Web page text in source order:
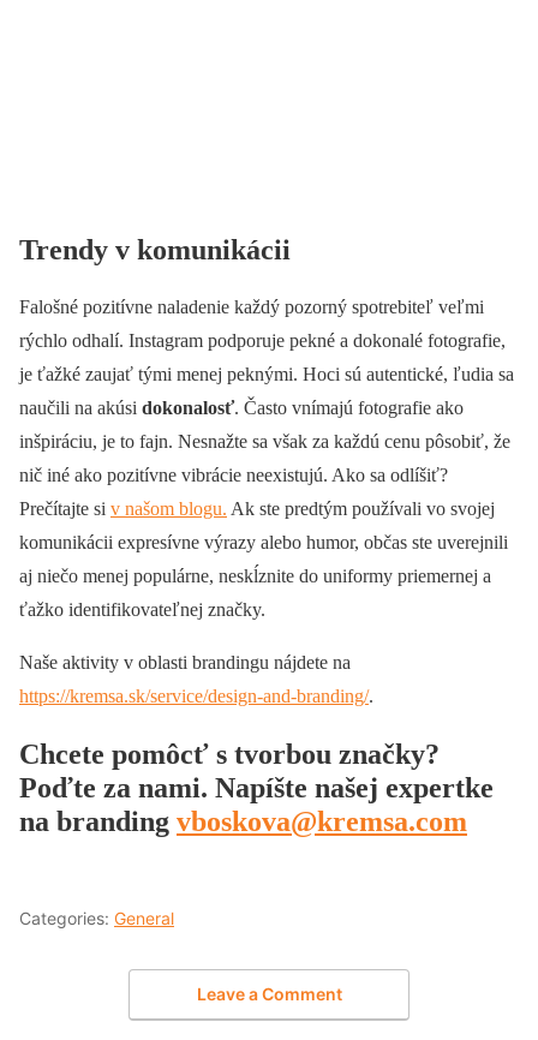
Trendy v komunikácii
Falošné pozitívne naladenie každý pozorný spotrebiteľ veľmi
rýchlo odhalí. Instagram podporuje pekné a dokonalé fotografie,
je ťažké zaujať tými menej peknými. Hoci sú autentické, ľudia sa
naučili na akúsi dokonalosť. Často vnímajú fotografie ako
inšpiráciu, je to fajn. Nesnažte sa však za každú cenu pôsobiť, že
nič iné ako pozitívne vibrácie neexistujú. Ako sa odlíšiť?
Prečítajte si v našom blogu. Ak ste predtým používali vo svojej
komunikácii expresívne výrazy alebo humor, občas ste uverejnili
aj niečo menej populárne, neskĺznite do uniformy priemernej a
ťažko identifikovateľnej značky.
Naše aktivity v oblasti brandingu nájdete na
https://kremsa.sk/service/design-and-branding/.
Chcete pomôcť s tvorbou značky?
Poďte za nami. Napíšte našej expertke
na branding vboskova@kremsa.com
Categories: General
Leave a Comment